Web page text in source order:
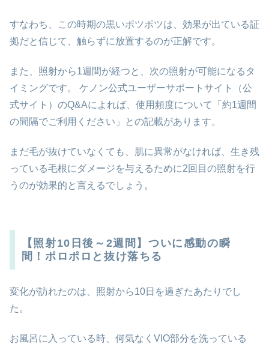
すなわち、この時期の黒いポツポツは、効果が出ている証
拠だと信じて、触らずに放置するのが正解です。
また、照射から1週間が経つと、次の照射が可能になるタ
イミングです。 ケノン公式ユーザーサポートサイト（公
式サイト）のQ&Aによれば、使用頻度について「約1週間
の間隔でご利用ください」との記載があります。
まだ毛が抜けていなくても、肌に異常がなければ、生き残
っている毛根にダメージを与えるために2回目の照射を行
うのが効果的と言えるでしょう。
【照射10日後～2週間】ついに感動の瞬
間！ポロポロと抜け落ちる
変化が訪れたのは、照射から10日を過ぎたあたりでし
た。
お風呂に入っている時、何気なくVIO部分を洗っている